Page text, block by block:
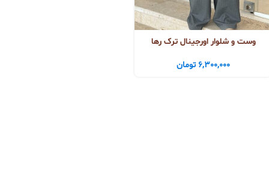
وست و شلوار اورجینال ترک رها
6,300,000 تومان